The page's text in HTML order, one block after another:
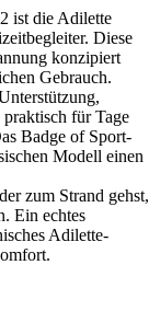
ist die Adilette
Diese
konzipiert
Gebrauch.
für Tage
Badge of Sport-
Modell einen
zum Strand gehst,
Ein echtes
Adilette-